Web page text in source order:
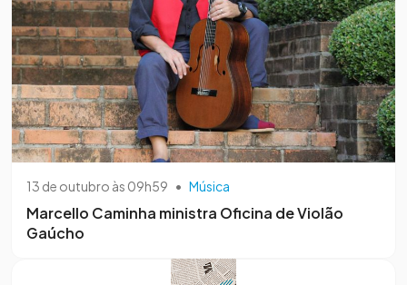
13 de outubro às 09h59 • Música
Marcello Caminha ministra Oficina de Violão
Gaúcho